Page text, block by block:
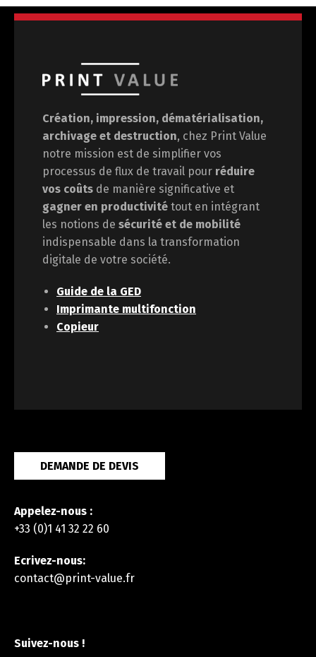
Création, impression, dématérialisation,
archivage et destruction, chez Print Value
notre mission est de simplifier vos
processus de flux de travail pour réduire
vos coûts de manière significative et
gagner en productivité tout en intégrant
les notions de sécurité et de mobilité
indispensable dans la transformation
digitale de votre société.
Guide de la GED
Imprimante multifonction
Copieur
DEMANDE DE DEVIS
Appelez-nous :
+33 (0)1 41 32 22 60
Ecrivez-nous:
contact@print-value.fr
Suivez-nous !